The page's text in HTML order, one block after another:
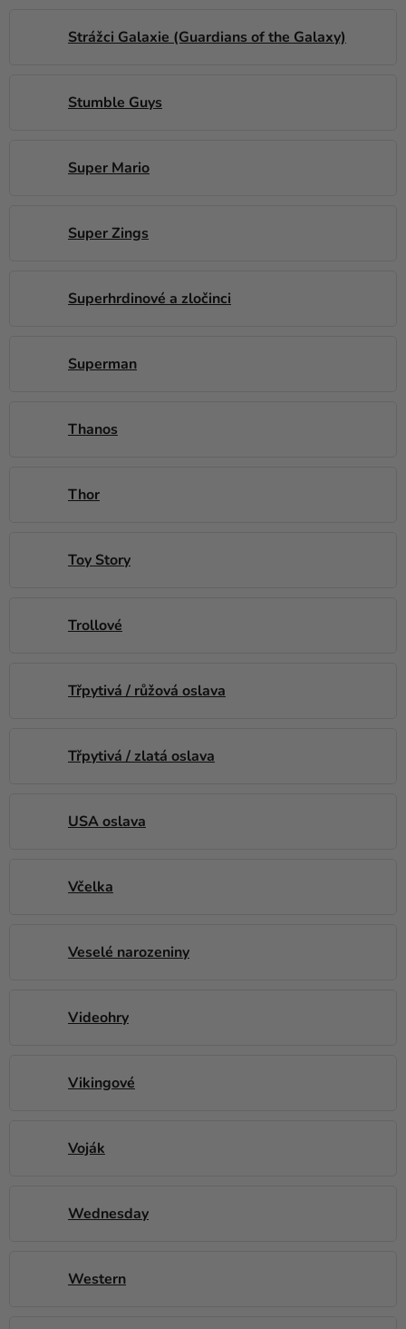
Strážci Galaxie (Guardians of the Galaxy)
Stumble Guys
Super Mario
Super Zings
Superhrdinové a zločinci
Superman
Thanos
Thor
Toy Story
Trollové
Třpytivá / růžová oslava
Třpytivá / zlatá oslava
USA oslava
Včelka
Veselé narozeniny
Videohry
Vikingové
Voják
Wednesday
Western